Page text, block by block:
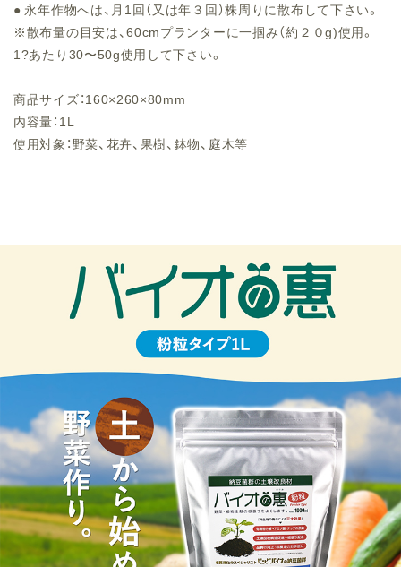
● 永年作物へは、月1回（又は年３回）株周りに散布して下さい。
※散布量の目安は、60cmプランターに一掴み（約２０g)使用。
1?あたり30〜50g使用して下さい。
商品サイズ：160×260×80mm
内容量：1L
使用対象：野菜、花卉、果樹、鉢物、庭木等